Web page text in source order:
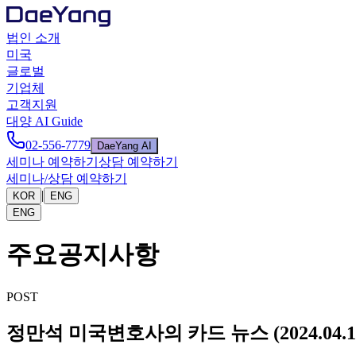
법인 소개
미국
글로벌
기업체
고객지원
대양 AI Guide
02-556-7779
DaeYang AI
세미나 예약하기 상담 예약하기
세미나/상담 예약하기
KOR |
ENG
ENG
주요공지사항
POST
정만석 미국변호사의 카드 뉴스